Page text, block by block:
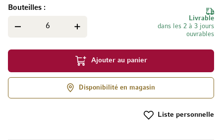
Livrable
dans les 2 à 3 jours
ouvrables
Bouteilles
Ajouter au panier
Disponibilité en magasin
Liste personnelle